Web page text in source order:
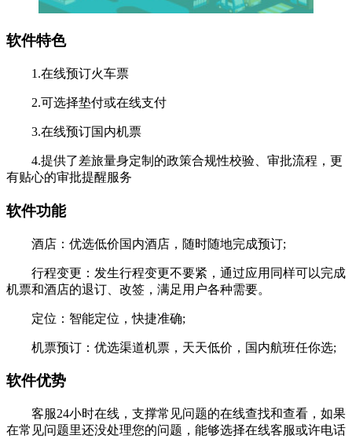
软件特色
1.在线预订火车票
2.可选择垫付或在线支付
3.在线预订国内机票
4.提供了差旅量身定制的政策合规性校验、审批流程，更
有贴心的审批提醒服务
软件功能
酒店：优选低价国内酒店，随时随地完成预订;
行程变更：发生行程变更不要紧，通过应用同样可以完成
机票和酒店的退订、改签，满足用户各种需要。
定位：智能定位，快捷准确;
机票预订：优选渠道机票，天天低价，国内航班任你选;
软件优势
客服24小时在线，支撑常见问题的在线查找和查看，如果
在常见问题里还没处理您的问题，能够选择在线客服或许电话